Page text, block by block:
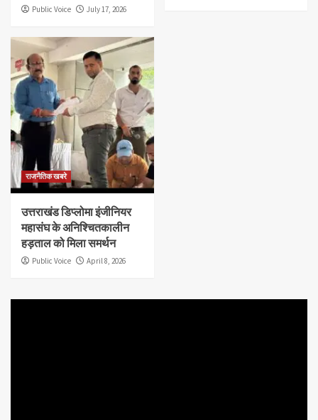
Public Voice July 17, 2026
राजनैतिक खबरे
उत्तराखंड डिप्लोमा इंजीनियर
महासंघ के अनिश्चितकालीन
हड़ताल को मिला समर्थन
Public Voice April 8, 2026